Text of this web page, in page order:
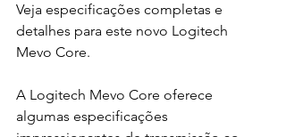
Veja especificações completas e
detalhes para este novo Logitech
Mevo Core.
A Logitech Mevo Core oferece
algumas especificações